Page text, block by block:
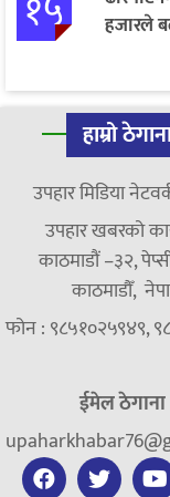
हजारले
हाम्रो
उपहार मिडिया
उपहार खबरको
काठमाडौं –३२,
काठमाडौँ,
फोन : ९८५१०२५९४९,
ईमेल